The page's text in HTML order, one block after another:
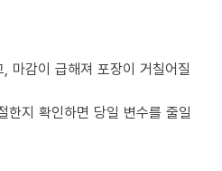
마감이 급해져 포장이 거칠어질
한지 확인하면 당일 변수를 줄일